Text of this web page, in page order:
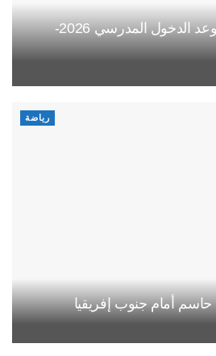
وزارة التربية تحسم موعد الدخول المدرسي 2026-
رياضة
أمام جنوب إفريقيا